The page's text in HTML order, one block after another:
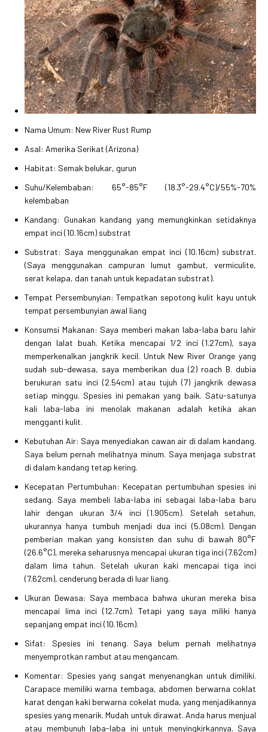
Nama Umum: New River Rust Rump
Asal: Amerika Serikat (Arizona)
Habitat: Semak belukar, gurun
Suhu/Kelembaban: 65°-85°F (18.3°-29.4°C)/55%-70%
kelembaban
Kandang: Gunakan kandang yang memungkinkan setidaknya
empat inci (10.16cm) substrat
Substrat: Saya menggunakan empat inci (10.16cm) substrat.
(Saya menggunakan campuran lumut gambut, vermiculite,
serat kelapa, dan tanah untuk kepadatan substrat).
Tempat Persembunyian: Tempatkan sepotong kulit kayu untuk
tempat persembunyian awal liang
Konsumsi Makanan: Saya memberi makan laba-laba baru lahir
dengan lalat buah. Ketika mencapai 1/2 inci (1.27cm), saya
memperkenalkan jangkrik kecil. Untuk New River Orange yang
sudah sub-dewasa, saya memberikan dua (2) roach B. dubia
berukuran satu inci (2.54cm) atau tujuh (7) jangkrik dewasa
setiap minggu. Spesies ini pemakan yang baik. Satu-satunya
kali laba-laba ini menolak makanan adalah ketika akan
mengganti kulit.
Kebutuhan Air: Saya menyediakan cawan air di dalam kandang.
Saya belum pernah melihatnya minum. Saya menjaga substrat
di dalam kandang tetap kering.
Kecepatan Pertumbuhan: Kecepatan pertumbuhan spesies ini
sedang. Saya membeli laba-laba ini sebagai laba-laba baru
lahir dengan ukuran 3/4 inci (1.905cm). Setelah setahun,
ukurannya hanya tumbuh menjadi dua inci (5.08cm). Dengan
pemberian makan yang konsisten dan suhu di bawah 80°F
(26.6°C), mereka seharusnya mencapai ukuran tiga inci (7.62cm)
dalam lima tahun. Setelah ukuran kaki mencapai tiga inci
(7.62cm), cenderung berada di luar liang.
Ukuran Dewasa: Saya membaca bahwa ukuran mereka bisa
mencapai lima inci (12.7cm). Tetapi yang saya miliki hanya
sepanjang empat inci (10.16cm).
Sifat: Spesies ini tenang. Saya belum pernah melihatnya
menyemprotkan rambut atau mengancam.
Komentar: Spesies yang sangat menyenangkan untuk dimiliki.
Carapace memiliki warna tembaga, abdomen berwarna coklat
karat dengan kaki berwarna cokelat muda, yang menjadikannya
spesies yang menarik. Mudah untuk dirawat. Anda harus menjual
atau membunuh laba-laba ini untuk menyingkirkannya. Saya